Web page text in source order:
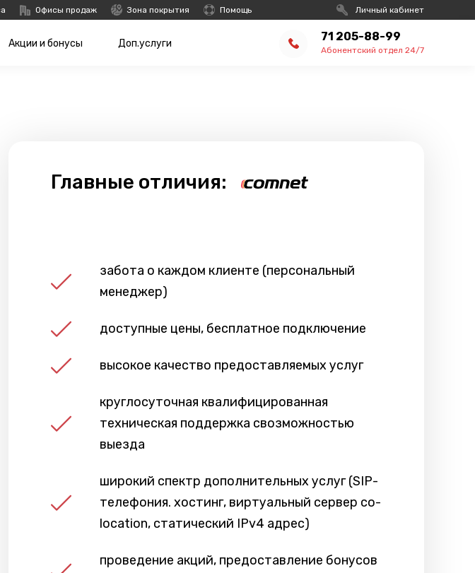
Офисы продаж Зона покрытия Помощь Личный кабинет
Акции и бонусы Доп.услуги 71 205-88-99
Абонентский отдел 24/7
Главные отличия:
забота о каждом клиенте (персональный
менеджер)
доступные цены, бесплатное подключение
высокое качество предоставляемых услуг
круглосуточная квалифицированная
техническая поддержка свозможностью
выезда
широкий спектр дополнительных услуг (SIP-
телефония. хостинг, виртуальный сервер co-
location, статический IPv4 адрес)
проведение акций, предоставление бонусов